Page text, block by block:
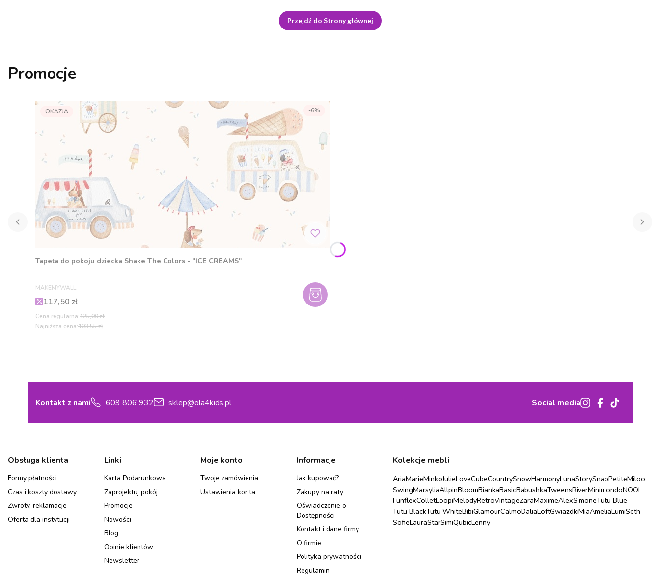
Przejdź do Strony głównej
Promocje
OKAZJA
Tapeta do pokoju dziecka Shake The Colors - "ICE CREAMS"
PRODUCENT
MAKEMYWALL
Cena promocyjna
117,50 zł
Cena regularna:125,00 zł
-6%
Najniższa cena:103,55 zł
Kontakt z nami 609 806 932 sklep@ola4kids.pl Social media
Linki w stopce
Obsługa klienta
Formy płatności
Czas i koszty dostawy
Zwroty, reklamacje
Oferta dla instytucji
Linki
Karta Podarunkowa
Zaprojektuj pokój
Promocje
Nowości
Blog
Opinie klientów
Newsletter
Moje konto
Twoje zamówienia
Ustawienia konta
Informacje
Jak kupować?
Zakupy na raty
Oświadczenie o
Dostępności
Kontakt i dane firmy
O firmie
Polityka prywatności
Regulamin
Kolekcje mebli
AriaMarieMinkoJulieLoveCubeCountrySnowHarmonyLunaStorySnapPetiteMiloo
SwingMarsyliaAllpinBloomBiankaBasicBabushkaTweensRiverMinimondoNOOI
FunflexColletLoopiMelodyRetroVintageZaraMaximeAlexSimoneTutu Blue
Tutu BlackTutu WhiteBibiGlamourCalmoDaliaLoftGwiazdkiMiaAmeliaLumiSeth
SofieLauraStarSimiQubicLenny